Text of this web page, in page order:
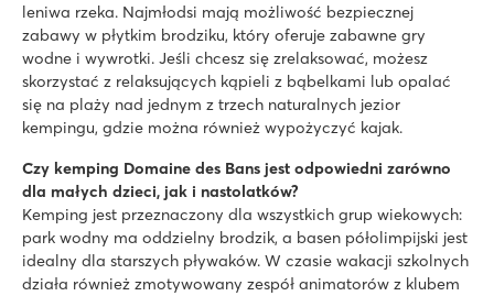
leniwa rzeka. Najmłodsi mają możliwość bezpiecznej
zabawy w płytkim brodziku, który oferuje zabawne gry
wodne i wywrotki. Jeśli chcesz się zrelaksować, możesz
skorzystać z relaksujących kąpieli z bąbelkami lub opalać
się na plaży nad jednym z trzech naturalnych jezior
kempingu, gdzie można również wypożyczyć kajak.
Czy kemping Domaine des Bans jest odpowiedni zarówno
dla małych dzieci, jak i nastolatków?
Kemping jest przeznaczony dla wszystkich grup wiekowych:
park wodny ma oddzielny brodzik, a basen półolimpijski jest
idealny dla starszych pływaków. W czasie wakacji szkolnych
działa również zmotywowany zespół animatorów z klubem